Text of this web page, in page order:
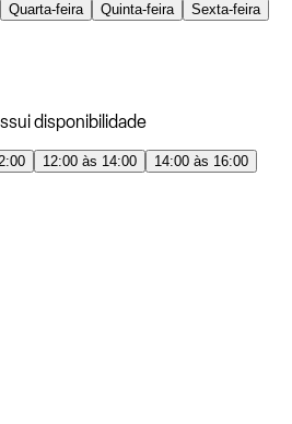
Quarta-feira Quinta-feira
Sexta-feira
disponibilidade
12:00 às 14:00
14:00 às 16:00